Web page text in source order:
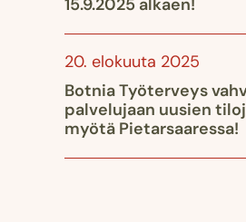
15.9.2025 alkaen!
20. elokuuta 2025
Botnia Työterveys
palvelujaan uusien
myötä Pietarsaaressa!